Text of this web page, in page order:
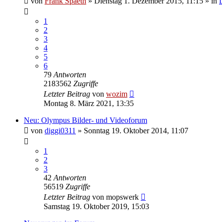
1
2
3
4
5
6
79 Antworten
2183562 Zugriffe
Letzter Beitrag von wozim
Montag 8. März 2021, 13:35
Neu: Olympus Bilder- und Videoforum
von diggi0311 » Sonntag 19. Oktober 2014, 11:07
1
2
3
42 Antworten
56519 Zugriffe
Letzter Beitrag von mopswerk
Samstag 19. Oktober 2019, 15:03